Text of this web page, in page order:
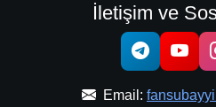
İletişim ve
Email: